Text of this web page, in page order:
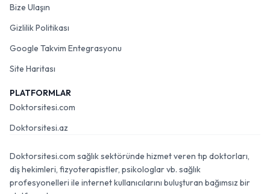
Bize Ulaşın
Gizlilik Politikası
Google Takvim Entegrasyonu
Site Haritası
PLATFORMLAR
Doktorsitesi.com
Doktorsitesi.az
Doktorsitesi.com sağlık sektöründe hizmet veren tıp doktorları,
diş hekimleri, fizyoterapistler, psikologlar vb. sağlık
profesyonelleri ile internet kullanıcılarını buluşturan bağımsız bir